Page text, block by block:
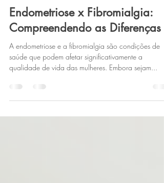
2 min de leitura
Endometriose x Fibromialgia:
Compreendendo as Diferenças
A endometriose e a fibromialgia são condições de
saúde que podem afetar significativamente a